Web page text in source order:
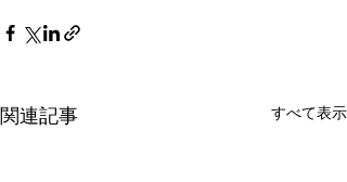
関連記事 すべて表示